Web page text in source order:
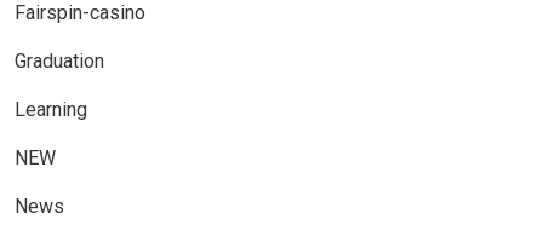
Fairspin-casino
Graduation
Learning
NEW
News